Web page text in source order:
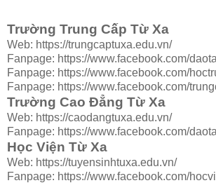
Trường Trung Cấp Từ Xa
Web: https://trungcaptuxa.edu.vn/
Fanpage: https://www.facebook.com/
Fanpage: https://www.facebook.com/
Fanpage: https://www.facebook.com/
Trường Cao Đẳng Từ Xa
Web: https://caodangtuxa.edu.vn/
Fanpage: https://www.facebook.com/
Học Viện Từ Xa
Web: https://tuyensinhtuxa.edu.vn/
Fanpage: https://www.facebook.com/